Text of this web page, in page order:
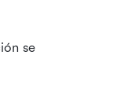
se